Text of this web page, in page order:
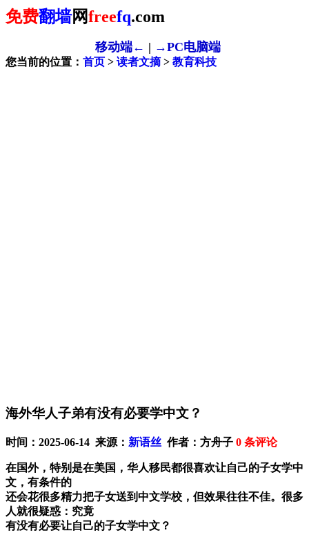
免费翻墙网freefq.com
移动端← | →PC电脑端
您当前的位置： 首页 > 读者文摘> 教育科技
海外华人子弟有没有必要学中文？
时间：2025-06-14 来源： 新语丝 作者：方舟子 0 条评论
在国外，特别是在美国，华人移民都很喜欢让自己的子女学中
文，有条件的
还会花很多精力把子女送到中文学校，但效果往往不佳。很多
人就很疑惑：究竟
有没有必要让自己的子女学中文？